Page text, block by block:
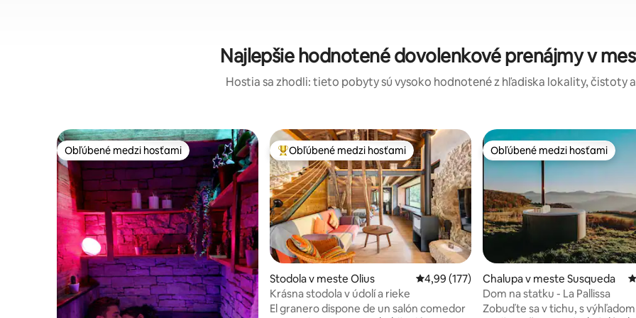
Najlepšie hodnotené dovolenkové prenájmy v
Hostia sa zhodli: tieto pobyty sú vysoko hodnotené z hľadiska lokality, čistoty
Obľúbené medzi hosťami
Obľúbené medzi hosťami Najobľúbenejšie medzi hosťami
Obľúbené medzi hosťami
Stodola v meste Olius Priemerné ohodnotenie 4,99 z 5, počet
4,99 (177)
Krásna stodola v údolí a rieke
El granero dispone de un salón comedor
Obľúbené medzi hosťami
Obľúbené medzi hosťami
Chalupa v meste Susqueda
Dom na statku - La Pallissa
Zobuďte sa v tichu, s